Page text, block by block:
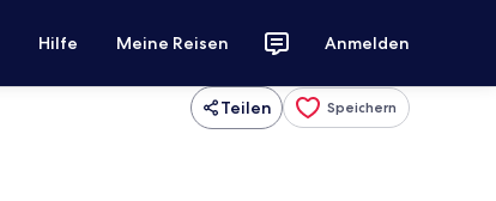
Hilfe Meine Reisen Anmelden
Teilen Speichern